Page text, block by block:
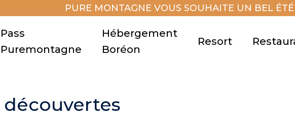
PURE MONTAGNE VOUS SOUHAITE UN BEL ÉTÉ
Pass
Puremontagne
Hébergement
Boréon
Resort